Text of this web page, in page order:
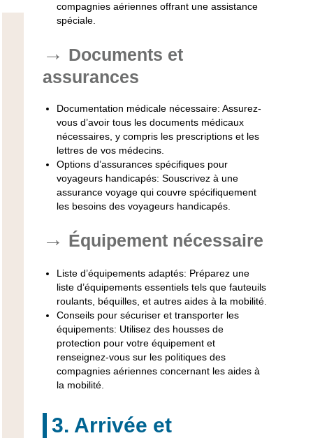
compagnies aériennes offrant une assistance
spéciale.
Documents et
assurances
Documentation médicale nécessaire: Assurez-
vous d’avoir tous les documents médicaux
nécessaires, y compris les prescriptions et les
lettres de vos médecins.
Options d’assurances spécifiques pour
voyageurs handicapés: Souscrivez à une
assurance voyage qui couvre spécifiquement
les besoins des voyageurs handicapés.
Équipement nécessaire
Liste d’équipements adaptés: Préparez une
liste d’équipements essentiels tels que fauteuils
roulants, béquilles, et autres aides à la mobilité.
Conseils pour sécuriser et transporter les
équipements: Utilisez des housses de
protection pour votre équipement et
renseignez-vous sur les politiques des
compagnies aériennes concernant les aides à
la mobilité.
3. Arrivée et